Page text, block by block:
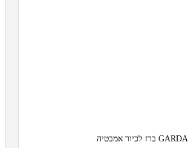
GARDA ברז לכיור אמבטיה